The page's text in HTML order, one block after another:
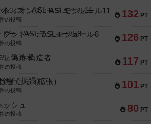
132 PT
リオンズ：ASLモジュール11
の投稿
126 PT
ブシドー：ASLモジュール8
の投稿
117 PT
ュエル 偽造者
の投稿
101 PT
者たち（拡張）
の投稿
80 PT
シュ
の投稿